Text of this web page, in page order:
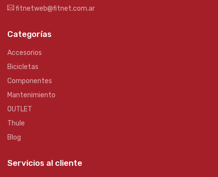
fitnetweb@fitnet.com.ar
Categorías
Accesorios
Bicicletas
Componentes
Mantenimiento
OUTLET
Thule
Blog
Servicios al cliente